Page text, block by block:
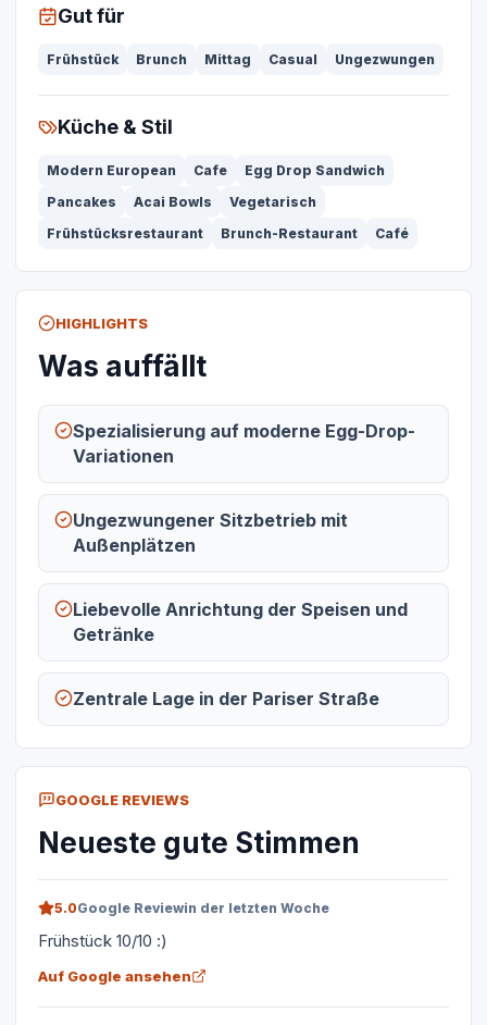
Gut für
Frühstück Brunch Mittag Casual Ungezwungen
Küche & Stil
Modern European Cafe
Egg Drop Sandwich
Pancakes
Acai Bowls
Vegetarisch
Frühstücksrestaurant
Brunch-Restaurant Café
HIGHLIGHTS
Was auffällt
Spezialisierung auf moderne Egg-Drop-
Variationen
Ungezwungener Sitzbetrieb mit
Außenplätzen
Liebevolle Anrichtung der Speisen und
Getränke
Zentrale Lage in der Pariser Straße
GOOGLE REVIEWS
Neueste gute Stimmen
5.0Google Reviewin der letzten Woche
Frühstück 10/10 :)
Auf Google ansehen